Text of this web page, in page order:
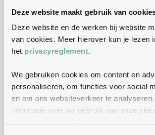
Deze website maakt gebruik van
Deze website en de werken bij website
van cookies. Meer hierover kun je lezen
het privacyreglement.
We gebruiken cookies om content en
personaliseren, om functies voor social
en om ons websiteverkeer te
informatie over uw gebruik van onze site
Contactgegevens
Kerkstraat 52 1521 JP
pionier@freekids.nl
06 - 50 00 73 04